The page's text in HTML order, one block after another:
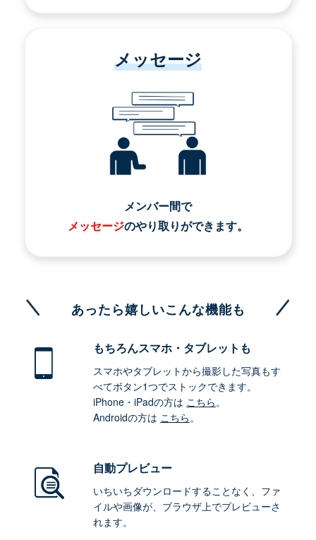
メッセージ
メンバー間で
メッセージのやり取りができます。
あったら嬉しいこんな機能も
もちろんスマホ・タブレットも
スマホやタブレットから撮影した写真もす
べてボタン1つでストックできます。
iPhone・iPadの方は こちら。
Androidの方は こちら。
自動プレビュー
いちいちダウンロードすることなく、ファ
イルや画像が、ブラウザ上でプレビューさ
れます。